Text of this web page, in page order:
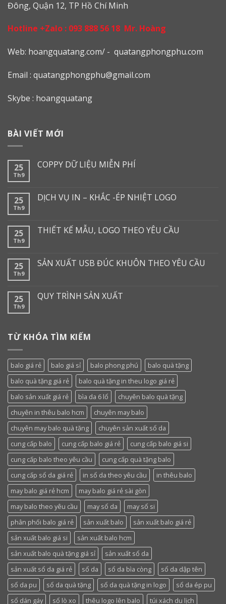
Đông, Quận 12, TP Hồ Chí Minh
Hotline +Zalo : 093 888 56 18 Mr. Hoàng
Web: hoangquatang.com/ - quatangphongphu.com
Email : quatangphongphu@gmail.com
Skybe : hoangquatang
BÀI VIẾT MỚI
25
Th9
COPPY DỮ LIỆU MIỄN PHÍ
25
Th9
DỊCH VỤ IN – KHẮC -ÉP NHIỆT LOGO
25
Th9
THIẾT KẾ MẪU, LOGO THEO YÊU CẦU
25
Th9
SẢN XUẤT USB ĐÚC KHUÔN THEO YÊU CẦU
25
Th9
QUY TRÌNH SẢN XUẤT
TỪ KHÓA TÌM KIẾM
balo giá rẻ balo giá sỉ balo phong phú
balo quà tặng
balo quà tặng giá rẻ
balo quà tặng in theu logo giá rẻ
balo sản xuất giá rẻ
bìa da 6 lổ
chuyên balo quà tặng
chuyên in thêu balo hcm
chuyên may balo
chuyên may balo quà tặng
chuyên sản xuất sổ da
cung cấp balo
cung cấp balo giá rẻ
cung cấp balo giá si
cung cấp balo theo yêu cầu
cung cấp quà tặng balo
cung cấp sổ da giá rẻ
in sổ da theo yêu cầu
in thêu balo
may balo giá rẻ hcm
may balo giá rẻ sài gòn
may balo theo yêu cầu
may sổ da
may sổ si
phân phối balo giá rẻ
sản xuất balo
sản xuất balo giá rẻ
sản xuất balo giá si
sản xuất balo hcm
sản xuất balo quà tặng giá sỉ
sản xuất sổ da
sản xuất sổ da giá rẻ
sổ da sổ da bìa còng
sổ da dập tên
sổ da pu
sổ da quà tặng sổ da quà tặng in logo
sổ da ép pu
sổ dán gáy
sổ lò xo thêu logo lên balo túi xách du lịch